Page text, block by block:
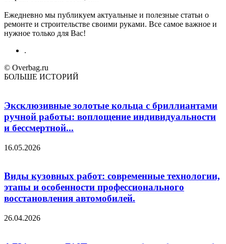
Ежедневно мы публикуем актуальные и полезные статьи о
ремонте и строительстве своими руками. Все самое важное и
нужное только для Вас!
.
© Overbag.ru
БОЛЬШЕ ИСТОРИЙ
Эксклюзивные золотые кольца с бриллиантами
ручной работы: воплощение индивидуальности
и бессмертной...
16.05.2026
Виды кузовных работ: современные технологии,
этапы и особенности профессионального
восстановления автомобилей.
26.04.2026